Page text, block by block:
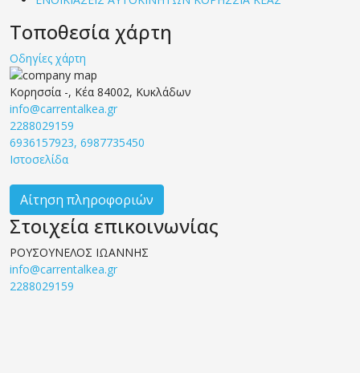
Τοποθεσία χάρτη
Οδηγίες χάρτη
Κορησσία -, Κέα 84002, Κυκλάδων
info@carrentalkea.gr
2288029159
6936157923, 6987735450
Ιστοσελίδα
Αίτηση πληροφοριών
Στοιχεία επικοινωνίας
ΡΟΥΣΟΥΝΕΛΟΣ ΙΩΑΝΝΗΣ
info@carrentalkea.gr
2288029159